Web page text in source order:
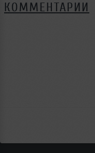
КОММЕНТАРИИ